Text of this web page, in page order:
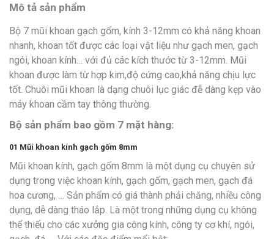
Mô tả sản phẩm
Bộ 7 mũi khoan gạch gốm, kính 3-12mm có khả năng khoan
nhanh, khoan tốt được các loại vật liệu như gạch men, gạch
ngói, khoan kính… với đủ các kích thước từ 3-12mm. Mũi
khoan được làm từ hợp kim,độ cứng cao,khả năng chịu lực
tốt. Chuôi mũi khoan là dạng chuôi lục giác đễ dàng kẹp vào
máy khoan cầm tay thông thường.
Bộ sản phẩm bao gồm 7 mặt hàng:
01 Mũi khoan kính gạch gốm 8mm
Mũi khoan kính, gạch gốm 8mm là một dụng cụ chuyên sử
dụng trong việc khoan kính, gạch gốm, gạch men, gạch đá
hoa cương, … Sản phẩm có giá thành phải chăng, nhiều công
dụng, dễ dàng tháo lắp. Là một trong những dụng cụ không
thể thiếu cho các xưởng gia công kính, công ty cơ khí, ngói,